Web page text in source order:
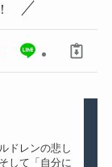
ドレンの悲し
して「自分に